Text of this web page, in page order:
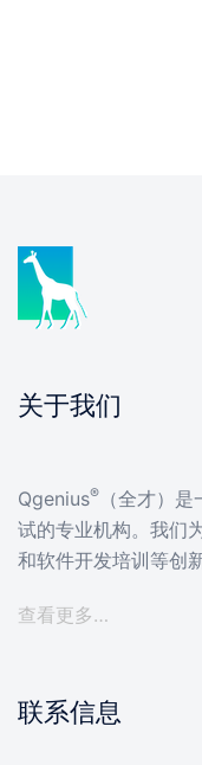
关于我们
Qgenius®
（全才）
试的专业机构。我们
和软件开发培训等创
查看更多…
联系信息